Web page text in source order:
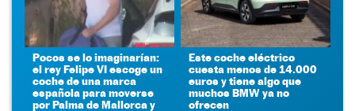
Pocos se lo imaginarían:
el rey Felipe VI escoge un
coche de una marca
española para moverse
por Palma de Mallorca y
Este coche eléctrico
cuesta menos de 14.000
euros y tiene algo que
muchos BMW ya no
ofrecen